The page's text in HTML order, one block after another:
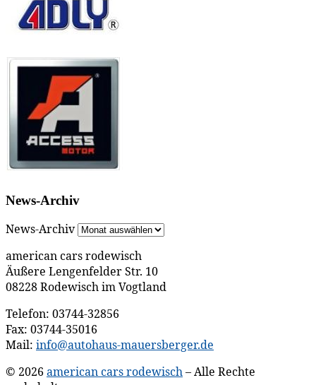
News-Archiv
News-Archiv
american cars rodewisch
Äußere Lengenfelder Str. 10
08228 Rodewisch im Vogtland
Telefon: 03744-32856
Fax: 03744-35016
Mail: info@autohaus-mauersberger.de
© 2026 american cars rodewisch– Alle Rechte